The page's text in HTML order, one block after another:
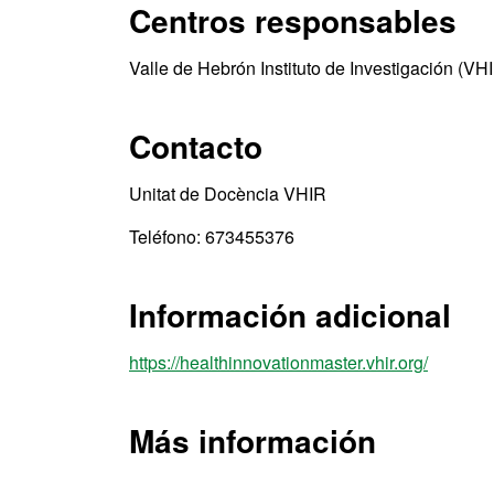
Centros responsables
Valle de Hebrón Instituto de Investigación
Contacto
Unitat de Docència VHIR
Teléfono: 673455376
Información adicional
https://healthinnovationmaster.vhir.org/
Más información